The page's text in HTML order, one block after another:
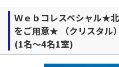
Ｗｅｂコレスペシャル★
をご用意★ （クリスタル
(1名～4名1室)